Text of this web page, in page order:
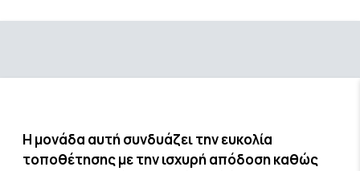
Η μονάδα αυτή συνδυάζει την ευκολία
τοποθέτησης με την ισχυρή απόδοση καθώς